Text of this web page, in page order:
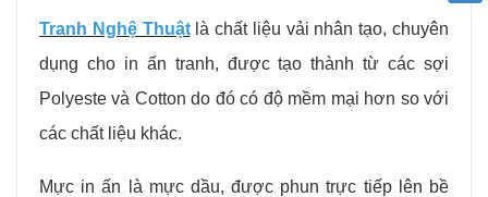
Tranh Nghệ Thuậtlà chất liệu vải nhân tạo, chuyên
dụng cho in ấn tranh, được tạo thành từ các sợi
Polyeste và Cotton do đó có độ mềm mại hơn so với
các chất liệu khác.
Mực in ấn là mực dầu, được phun trực tiếp lên bề